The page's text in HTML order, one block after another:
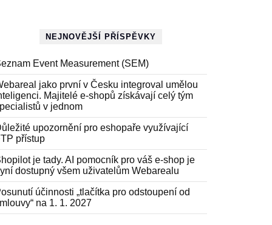
NEJNOVĚJŠÍ PŘÍSPĚVKY
Event Measurement (SEM)
jako první v Česku integroval umělou
Majitelé e-shopů získávají celý tým
v jednom
upozornění pro eshopaře využívající
přístup
je tady. AI pomocník pro váš e-shop je
dostupný všem uživatelům Webarealu
účinnosti „tlačítka pro odstoupení od
na 1. 1. 2027